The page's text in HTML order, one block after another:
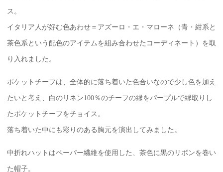
ス。
イタリア人が好む色あわせ＝アズーロ・エ・マローネ（青・紺系と
茶色系という配色のアイテムを組み合わせたコーディネート）を取
り入れました。
ポケットチーフは、全体的に落ち着いた色合いなので少し色を加え
たいと考え、白のリネン100％のチーフの縁をパープルで縁取りし
たポケットチーフをチョイス。
落ち着いた中にも彩りのある胸元を演出してみました。
中折れハットはペーパー繊維を使用した、茶色に黒のリボンを巻い
た帽子。